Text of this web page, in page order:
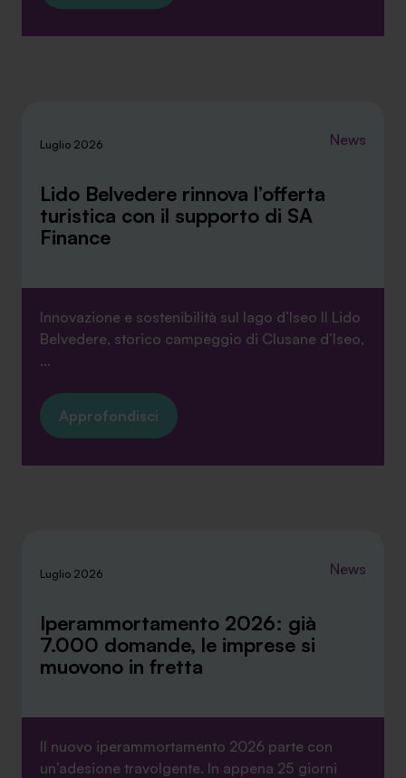
Luglio 2026 News
Lido Belvedere rinnova l’offerta
turistica con il supporto di SA
Finance
Innovazione e sostenibilità sul lago d’Iseo Il Lido
Belvedere, storico campeggio di Clusane d’Iseo,
...
Approfondisci
Luglio 2026 News
Iperammortamento 2026: già
7.000 domande, le imprese si
muovono in fretta
Il nuovo iperammortamento 2026 parte con
un’adesione travolgente. In appena 25 giorni